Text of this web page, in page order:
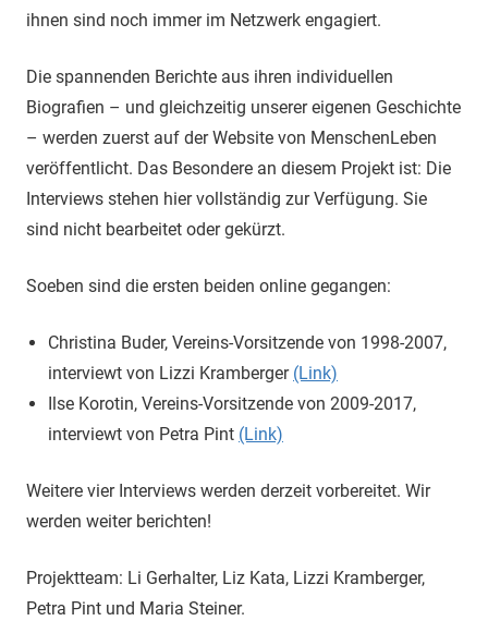
ihnen sind noch immer im Netzwerk engagiert.
Die spannenden Berichte aus ihren individuellen
Biografien – und gleichzeitig unserer eigenen Geschichte
– werden zuerst auf der Website von MenschenLeben
veröffentlicht. Das Besondere an diesem Projekt ist: Die
Interviews stehen hier vollständig zur Verfügung. Sie
sind nicht bearbeitet oder gekürzt.
Soeben sind die ersten beiden online gegangen:
Christina Buder, Vereins-Vorsitzende von 1998-2007,
interviewt von Lizzi Kramberger (Link)
Ilse Korotin, Vereins-Vorsitzende von 2009-2017,
interviewt von Petra Pint (Link)
Weitere vier Interviews werden derzeit vorbereitet. Wir
werden weiter berichten!
Projektteam: Li Gerhalter, Liz Kata, Lizzi Kramberger,
Petra Pint und Maria Steiner.